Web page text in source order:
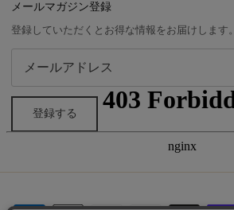
メールマガジン登録
登録していただくとお得な情報をお届けします。
登録する